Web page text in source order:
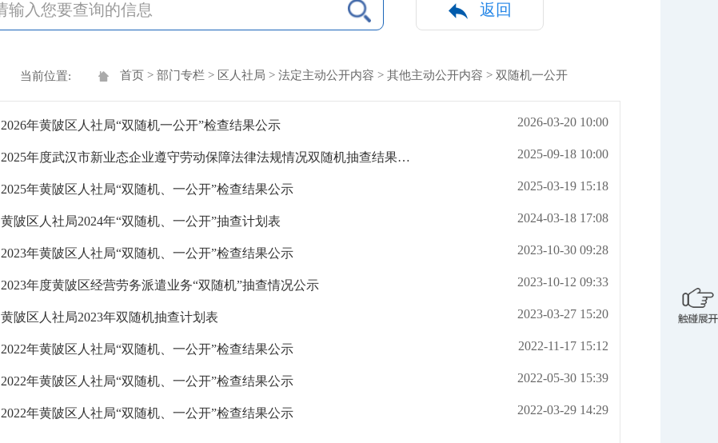
返回
当前位置: 首页 > 部门专栏 > 区人社局 > 法定主动公开内容 > 其他主动公开内容 > 双随机一公开
2026年黄陂区人社局“双随机一公开”检查结果公示 2026-03-20 10:00
2025年度武汉市新业态企业遵守劳动保障法律法规情况双随机抽查结果公示 2025-09-18 10:00
2025年黄陂区人社局“双随机、一公开”检查结果公示 2025-03-19 15:18
黄陂区人社局2024年“双随机、一公开”抽查计划表 2024-03-18 17:08
2023年黄陂区人社局“双随机、一公开”检查结果公示 2023-10-30 09:28
2023年度黄陂区经营劳务派遣业务“双随机”抽查情况公示 2023-10-12 09:33
黄陂区人社局2023年双随机抽查计划表 2023-03-27 15:20
2022年黄陂区人社局“双随机、一公开”检查结果公示 2022-11-17 15:12
2022年黄陂区人社局“双随机、一公开”检查结果公示 2022-05-30 15:39
2022年黄陂区人社局“双随机、一公开”检查结果公示 2022-03-29 14:29